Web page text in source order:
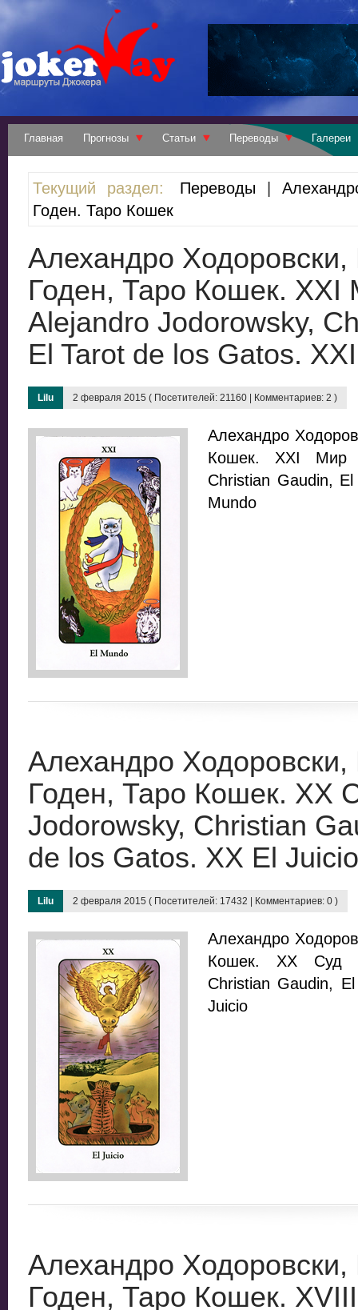
Главная Прогнозы Статьи Переводы Галереи
Текущий раздел: Переводы |
Годен. Таро Кошек
Алехандро Ходоровски,
Годен, Таро Кошек. XXI
Alejandro Jodorowsky,
El Tarot de los Gatos.
Lilu 2 февраля 2015 ( Посетителей: 21160 | Комментариев: 2 )
Алехандро
Кошек. XXI Мир
Christian Gaudin,
Mundo
Алехандро Ходоровски,
Годен, Таро Кошек. XX
Jodorowsky, Christian
de los Gatos. XX El Juicio
Lilu 2 февраля 2015 ( Посетителей: 17432 | Комментариев: 0 )
Алехандро
Кошек. XX Суд
Christian Gaudin,
Juicio
Алехандро Ходоровски,
Годен, Таро Кошек.